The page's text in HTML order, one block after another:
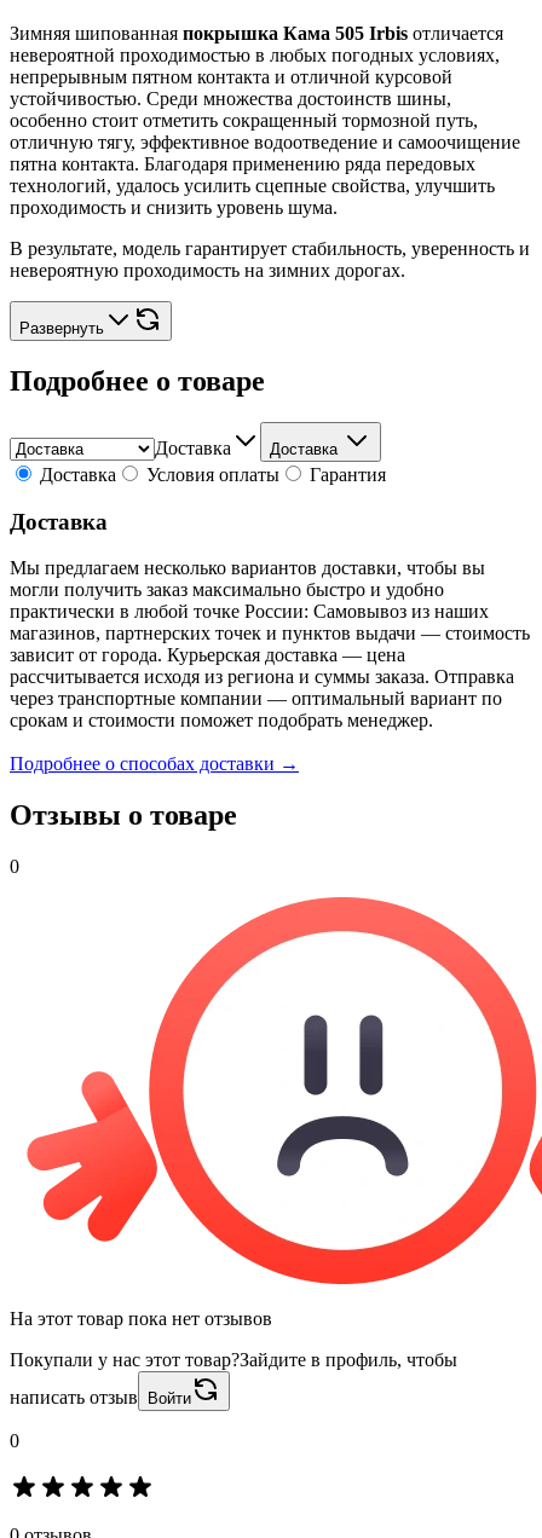
Зимняя шипованная покрышка Кама 505 Irbis отличается
невероятной проходимостью в любых погодных условиях,
непрерывным пятном контакта и отличной курсовой
устойчивостью. Среди множества достоинств шины,
особенно стоит отметить сокращенный тормозной путь,
отличную тягу, эффективное водоотведение и самоочищение
пятна контакта. Благодаря применению ряда передовых
технологий, удалось усилить сцепные свойства, улучшить
проходимость и снизить уровень шума.
В результате, модель гарантирует стабильность, уверенность и
невероятную проходимость на зимних дорогах.
Развернуть
Подробнее о товаре
Доставка Доставка
Доставка Условия оплаты Гарантия
Доставка
Мы предлагаем несколько вариантов доставки, чтобы вы
могли получить заказ максимально быстро и удобно
практически в любой точке России: Самовывоз из наших
магазинов, партнерских точек и пунктов выдачи — стоимость
зависит от города. Курьерская доставка — цена
рассчитывается исходя из региона и суммы заказа. Отправка
через транспортные компании — оптимальный вариант по
срокам и стоимости поможет подобрать менеджер.
Подробнее о способах доставки →
Отзывы о товаре
0
На этот товар пока нет отзывов
Покупали у нас этот товар?Зайдите в профиль, чтобы
написать отзыв
Войти
0